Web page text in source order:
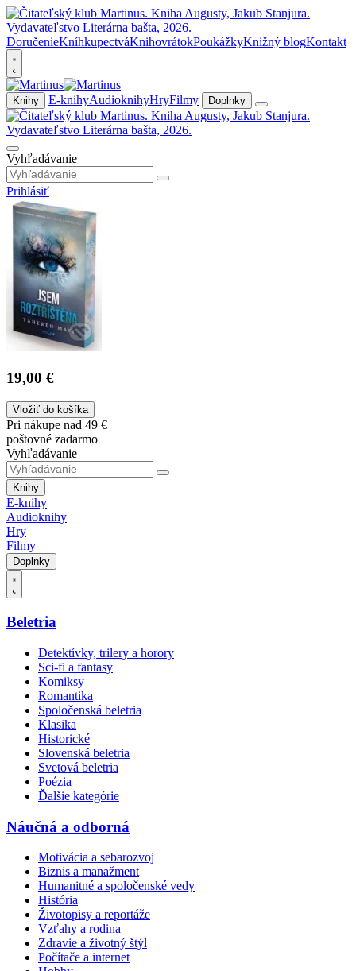
DoručenieKníhkupectváKnihovrátokPoukážkyKnižný blogKontakt
Knihy E-knihyAudioknihyHryFilmy Doplnky
Vyhľadávanie
Prihlásiť
19,00 €
Vložiť do košíka
Pri nákupe nad 49 €
poštovné zadarmo
Vyhľadávanie
Knihy
E-knihy
Audioknihy
Hry
Filmy
Doplnky
Beletria
Detektívky, trilery a horory
Sci-fi a fantasy
Komiksy
Romantika
Spoločenská beletria
Klasika
Historické
Slovenská beletria
Svetová beletria
Poézia
Ďalšie kategórie
Náučná a odborná
Motivácia a sebarozvoj
Biznis a manažment
Humanitné a spoločenské vedy
História
Životopisy a reportáže
Vzťahy a rodina
Zdravie a životný štýl
Počítače a internet